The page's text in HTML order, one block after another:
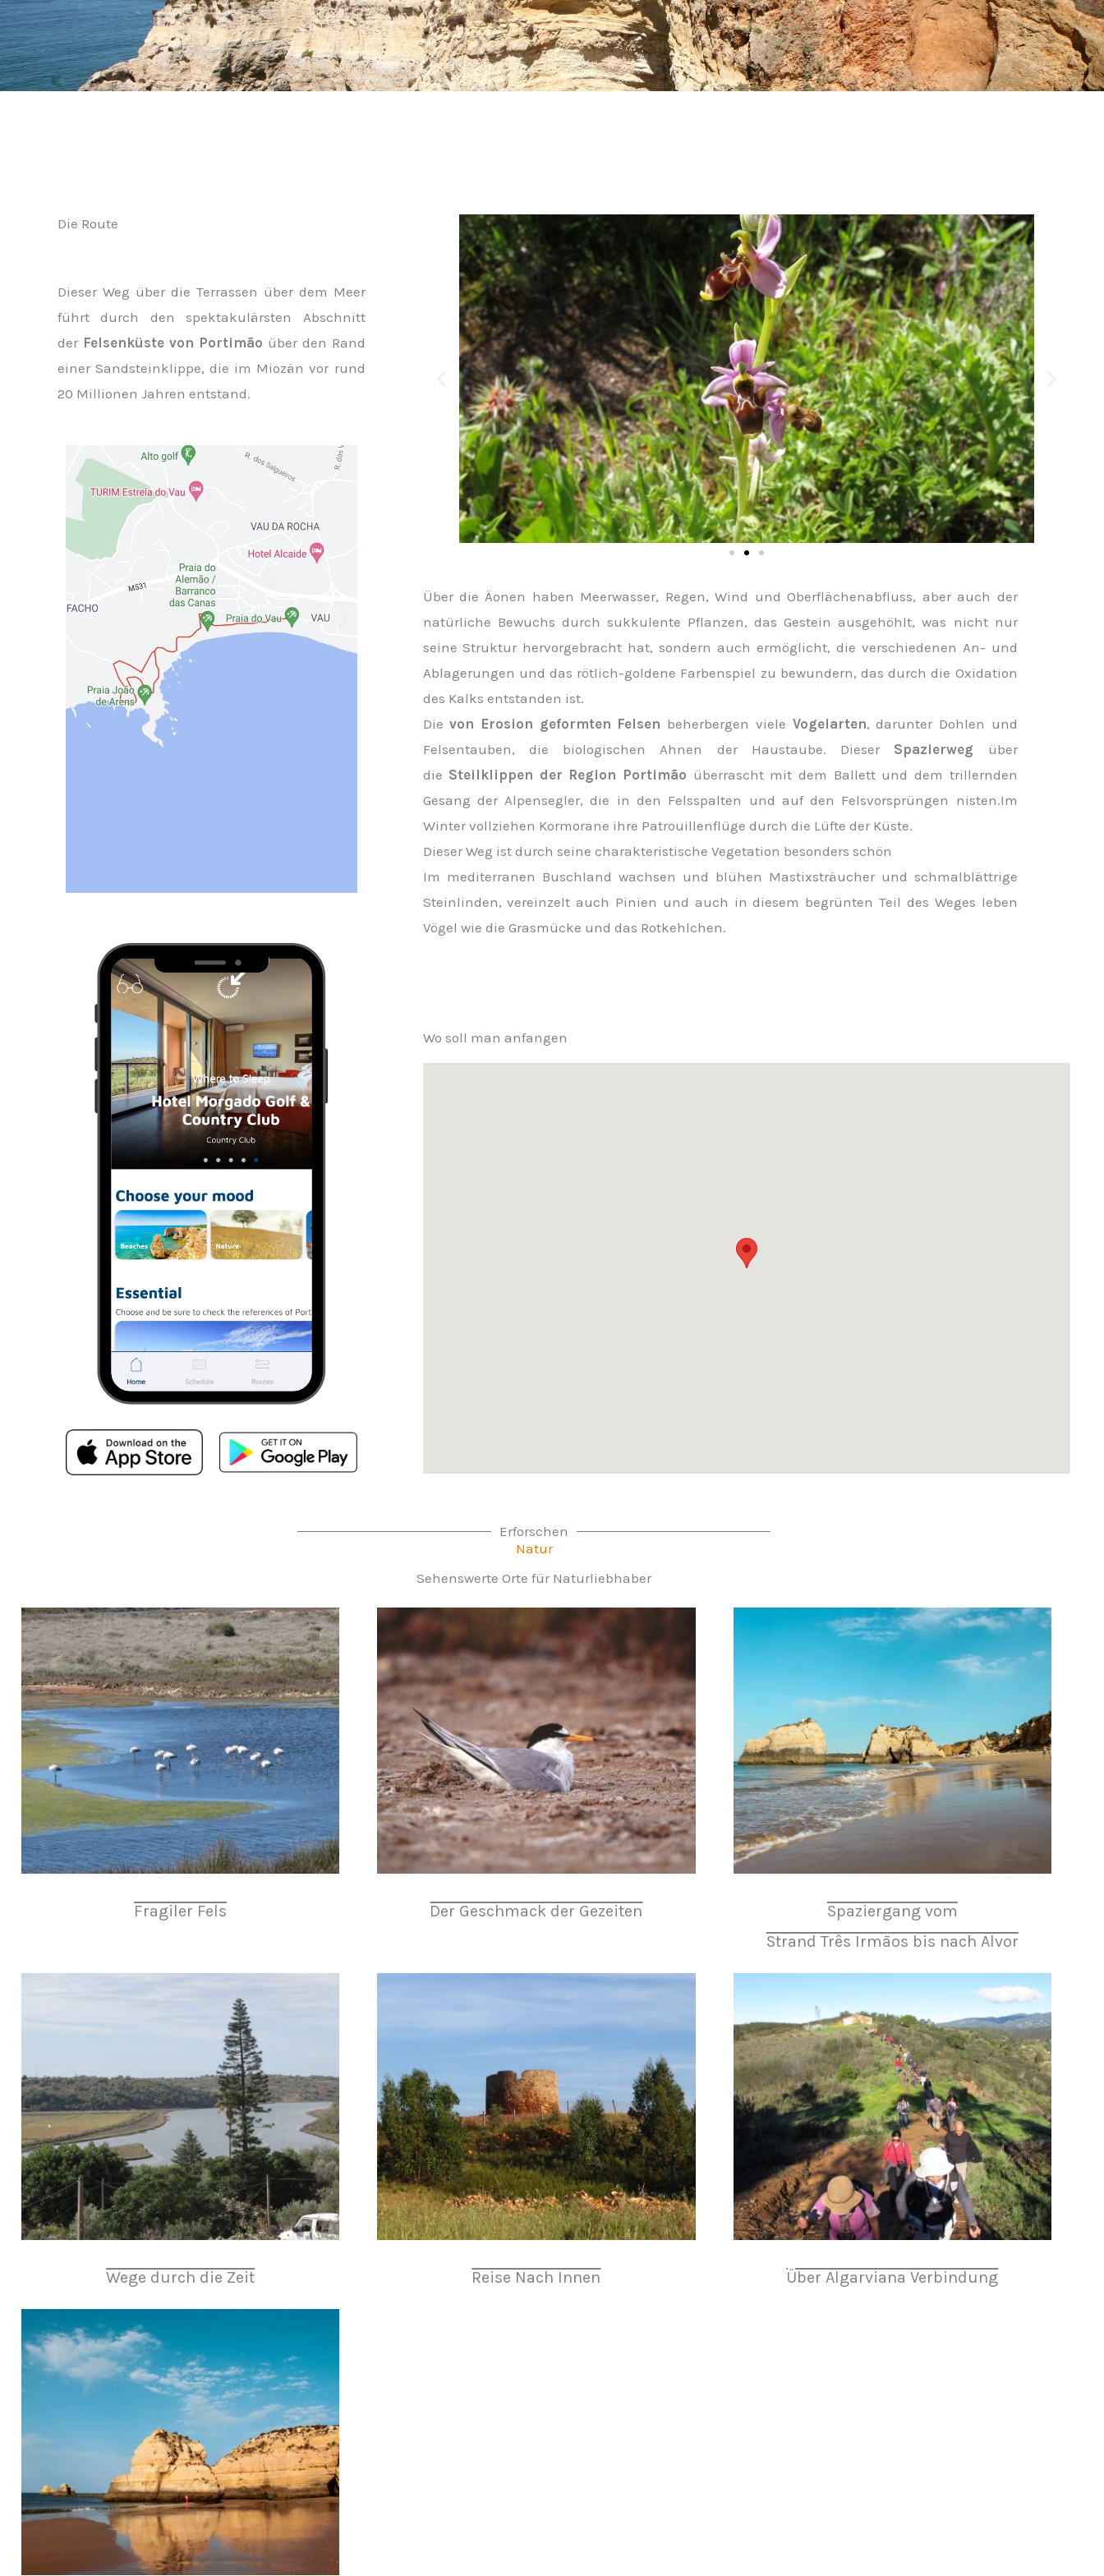
Die Route
Dieser Weg über die Terrassen über dem Meer
führt durch den spektakulärsten Abschnitt
der Felsenküste von Portimão über den Rand
einer Sandsteinklippe, die im Miozän vor rund
20 Millionen Jahren entstand.
Über die Äonen haben Meerwasser, Regen, Wind und Oberflächenabfluss, aber auch der
natürliche Bewuchs durch sukkulente Pflanzen, das Gestein ausgehöhlt, was nicht nur
seine Struktur hervorgebracht hat, sondern auch ermöglicht, die verschiedenen An- und
Ablagerungen und das rötlich-goldene Farbenspiel zu bewundern, das durch die Oxidation
des Kalks entstanden ist.
Dievon Erosion geformten Felsen beherbergen viele Vogelarten, darunter Dohlen und
Felsentauben, die biologischen Ahnen der Haustaube. Dieser Spazierweg über
die Steilklippen der Region Portimão überrascht mit dem Ballett und dem trillernden
Gesang der Alpensegler, die in den Felsspalten und auf den Felsvorsprüngen nisten.Im
Winter vollziehen Kormorane ihre Patrouillenflüge durch die Lüfte der Küste.
Dieser Weg ist durch seine charakteristische Vegetation besonders schön
Im mediterranen Buschland wachsen und blühen Mastixsträucher und schmalblättrige
Steinlinden, vereinzelt auch Pinien und auch in diesem begrünten Teil des Weges leben
Vögel wie die Grasmücke und das Rotkehlchen.
Wo soll man anfangen
Erforschen
Natur
Sehenswerte Orte für Naturliebhaber
Fragiler Fels Der Geschmack der Gezeiten
Spaziergang vom
Strand Três Irmāos bis nach Alvor
Wege durch die Zeit Reise Nach Innen Über Algarviana Verbindung